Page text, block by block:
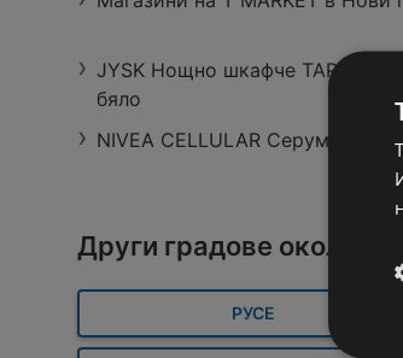
MARKET с валидност
до 10.08.2026
MARKET
13
JYSK Нощно шкафче TAPDRUP
бяло
NIVEA CELLULAR Серум за
Други градове около
РУСЕ